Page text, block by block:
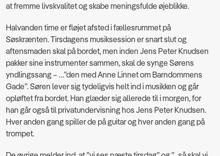
at fremme livskvalitet og skabe meningsfulde øjeblikke.
Halvanden time er fløjet afsted i fællesrummet på
Søskrænten. Tirsdagens musiksession er snart slut og
aftensmaden skal på bordet, men inden Jens Peter Knudsen
pakker sine instrumenter sammen, skal de synge Sørens
yndlingssang – …”den med Anne Linnet om Barndommens
Gade”. Søren lever sig tydeligvis helt ind i musikken og går
opløftet fra bordet. Han glæder sig allerede til i morgen, for
han går også til privatundervisning hos Jens Peter Knudsen.
Hver anden gang spiller de på guitar og hver anden gang på
trompet.